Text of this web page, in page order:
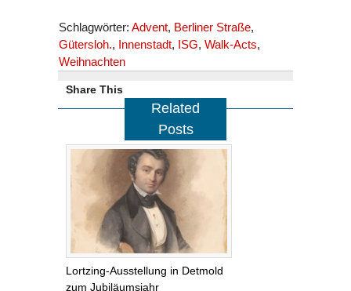
Schlagwörter: Advent, Berliner Straße,
Gütersloh., Innenstadt, ISG, Walk-Acts,
Weihnachten
Share This
Related
Posts
Lortzing-Ausstellung in Detmold
zum Jubiläumsjahr